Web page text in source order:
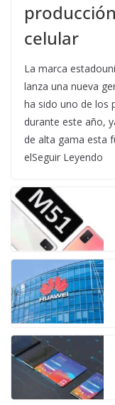
celular
La marca
lanza una nueva
ha sido uno de los
durante este año,
de alta gama esta
elSeguir Leyendo